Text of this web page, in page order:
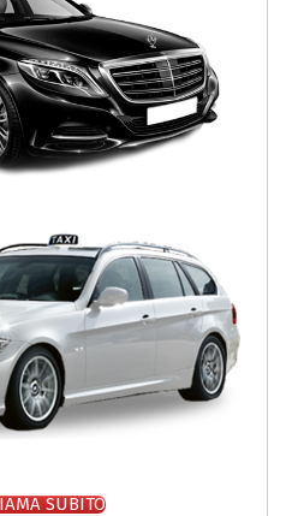
SUBITO